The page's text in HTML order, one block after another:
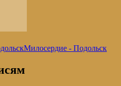
Милосердие - Подольск